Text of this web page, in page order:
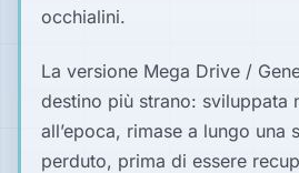
occhialini.
La versione Mega Drive /
destino più strano: sviluppata
all’epoca, rimase a lungo una
perduto, prima di essere